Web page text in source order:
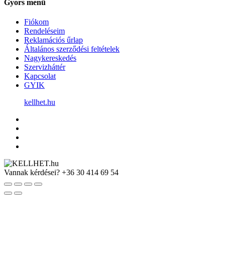
Gyors menü
Fiókom
Rendeléseim
Reklamációs űrlap
Általános szerződési feltételek
Nagykereskedés
Szervizháttér
Kapcsolat
GYIK
kellhet.hu
Vannak kérdései? +36 30 414 69 54